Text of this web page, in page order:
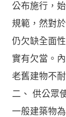
公布施行，
規範，然對
仍欠缺全面
實有欠當。
老舊建物不
二、 供公眾
一般建築物